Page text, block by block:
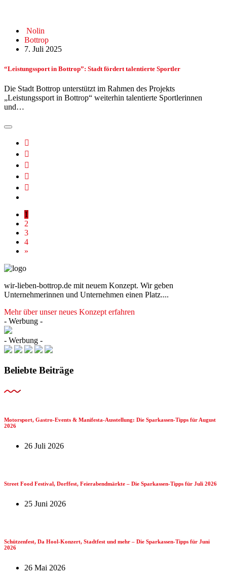
Nolin
Bottrop
7. Juli 2025
“Leistungssport in Bottrop”: Stadt fördert talentierte Sportler
Die Stadt Bottrop unterstützt im Rahmen des Projekts
„Leistungssport in Bottrop“ weiterhin talentierte Sportlerinnen
und…
1
2
3
4
»
wir-lieben-bottrop.de mit neuem Konzept. Wir geben
Unternehmerinnen und Unternehmen einen Platz....
Mehr über unser neues Konzept erfahren
- Werbung -
- Werbung -
Beliebte Beiträge
Motorsport, Gastro-Events & Manifesta-Ausstellung: Die Sparkassen-Tipps für August
2026
26 Juli 2026
Street Food Festival, Dorffest, Feierabendmärkte – Die Sparkassen-Tipps für Juli 2026
25 Juni 2026
Schützenfest, Da Hool-Konzert, Stadtfest und mehr – Die Sparkassen-Tipps für Juni
2026
26 Mai 2026